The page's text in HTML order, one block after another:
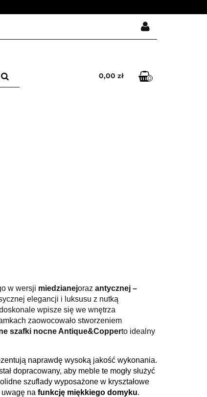
Zarejestruj się
Dodaj zgłoszenie
0,00 zł 0
w wersji miedzianejoraz antycznej –
elegancji i luksusu z nutką
wpisze się we wnętrza
zaowocowało stworzeniem
szafki nocne Antique&Copperto idealny
naprawdę wysoką jakość wykonania.
dopracowany, aby meble te mogły służyć
szuflady wyposażone w kryształowe
na funkcję miękkiego domyku.